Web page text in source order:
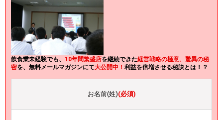
飲食業未経験でも、 10年間繁盛店を継続できた経営戦略の極意、驚異の秘
密を、無料メールマガジンにて大公開中！ 利益を倍増させる秘訣とは！？
お名前(姓)(必須)